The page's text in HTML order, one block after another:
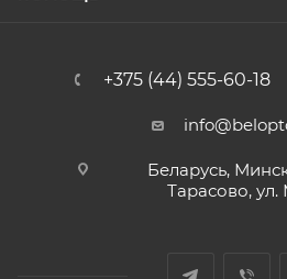
+375 (44) 555-60-18
Беларусь,
Тарасово, ул.